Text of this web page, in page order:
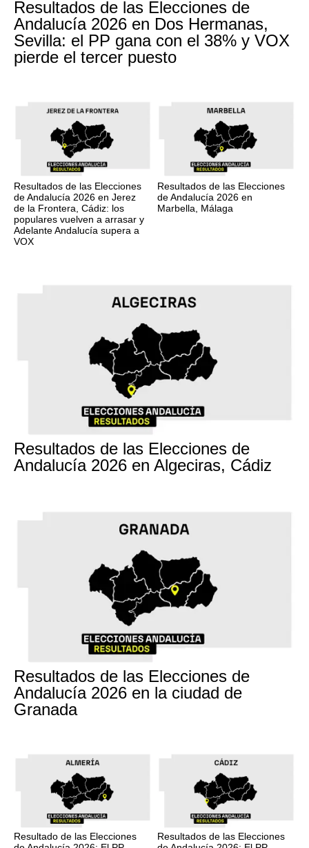
Resultados de las Elecciones de
Andalucía 2026 en Dos Hermanas,
Sevilla: el PP gana con el 38% y VOX
pierde el tercer puesto
Resultados de las Elecciones
de Andalucía 2026 en Jerez
de la Frontera, Cádiz: los
populares vuelven a arrasar y
Adelante Andalucía supera a
VOX
Resultados de las Elecciones
de Andalucía 2026 en
Marbella, Málaga
Resultados de las Elecciones de
Andalucía 2026 en Algeciras, Cádiz
Resultados de las Elecciones de
Andalucía 2026 en la ciudad de
Granada
Resultado de las Elecciones
Resultados de las Elecciones